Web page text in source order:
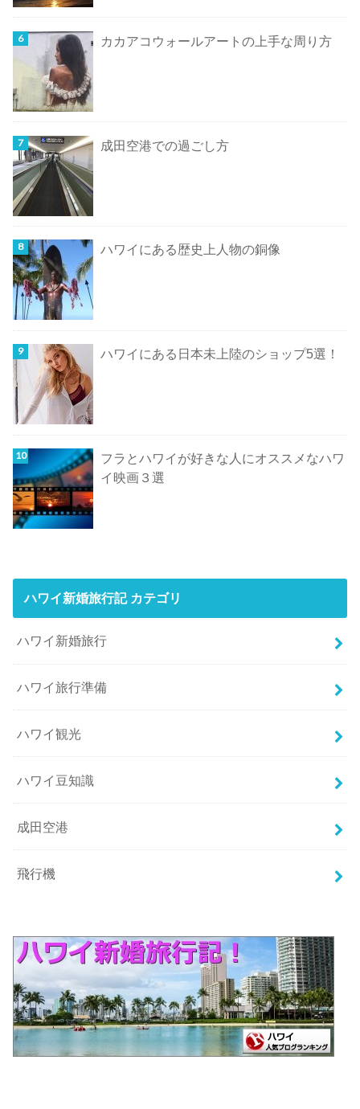
カカアコウォールアートの上手な周り方
成田空港での過ごし方
ハワイにある歴史上人物の銅像
ハワイにある日本未上陸のショップ5選！
フラとハワイが好きな人にオススメなハワ
イ映画３選
ハワイ新婚旅行記 カテゴリ
ハワイ新婚旅行
ハワイ旅行準備
ハワイ観光
ハワイ豆知識
成田空港
飛行機